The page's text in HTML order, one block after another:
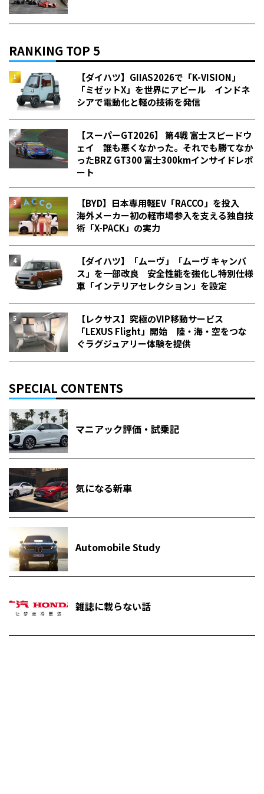
RANKING TOP 5
【ダイハツ】GIIAS2026で「K-VISION」
「ミゼットX」を世界にアピール インドネ
シアで電動化と軽の技術を発信
【スーパーGT2026】 第4戦 富士スピードウ
ェイ 誰も悪くなかった。それでも勝てなか
った――BRZ GT300 富士300kmインサイドレポ
ート
【BYD】日本専用軽EV「RACCO」を投入
海外メーカー初の軽市場参入を支える独自技
術「X-PACK」の実力
【ダイハツ】「ムーヴ」「ムーヴ キャンバ
ス」を一部改良 安全性能を強化し特別仕様
車「インテリアセレクション」を設定
【レクサス】究極のVIP移動サービス
「LEXUS Flight」開始 陸・海・空をつな
ぐラグジュアリー体験を提供
SPECIAL CONTENTS
マニアック評価・試乗記
気になる新車
Automobile Study
雑誌に載らない話